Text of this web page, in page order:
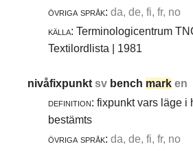
övriga språk: da, de, fi, fr, no
källa: Terminologicentrum
Textilordlista | 1981
nivåfixpunktsv bench mark en
definition: fixpunkt vars läge i
bestämts
övriga språk: da, de, fi, fr, no